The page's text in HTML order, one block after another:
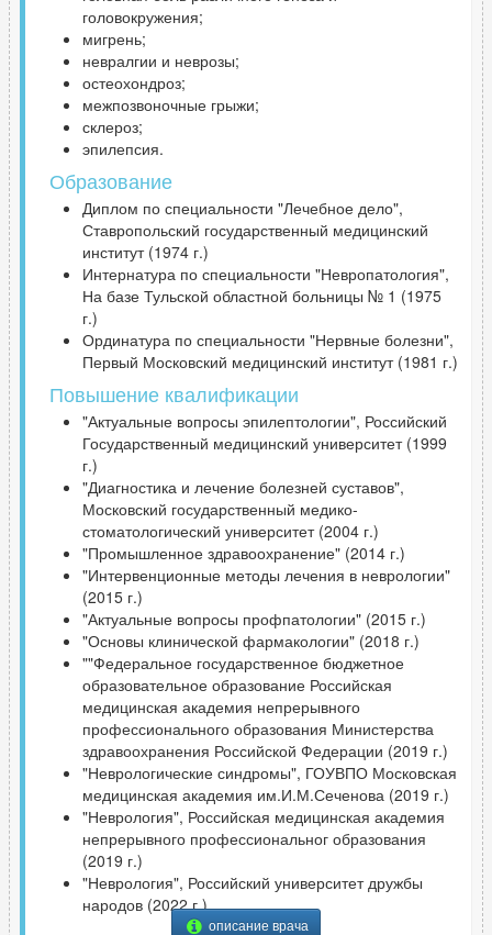
головокружения;
мигрень;
невралгии и неврозы;
остеохондроз;
межпозвоночные грыжи;
склероз;
эпилепсия.
Образование
Диплом по специальности "Лечебное дело",
Ставропольский государственный медицинский
институт (1974 г.)
Интернатура по специальности "Невропатология",
На базе Тульской областной больницы № 1 (1975
г.)
Ординатура по специальности "Нервные болезни",
Первый Московский медицинский институт (1981 г.)
Повышение квалификации
"Актуальные вопросы эпилептологии", Российский
Государственный медицинский университет (1999
г.)
"Диагностика и лечение болезней суставов",
Московский государственный медико-
стоматологический университет (2004 г.)
"Промышленное здравоохранение" (2014 г.)
"Интервенционные методы лечения в неврологии"
(2015 г.)
"Актуальные вопросы профпатологии" (2015 г.)
"Основы клинической фармакологии" (2018 г.)
""Федеральное государственное бюджетное
образовательное образование Российская
медицинская академия непрерывного
профессионального образования Министерства
здравоохранения Российской Федерации (2019 г.)
"Неврологические синдромы", ГОУВПО Московская
медицинская академия им.И.М.Сеченова (2019 г.)
"Неврология", Российская медицинская академия
непрерывного профессиональног образования
(2019 г.)
"Неврология", Российский университет дружбы
народов (2022 г.)
описание врача